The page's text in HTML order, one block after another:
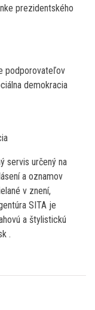
prezidentského
podporovateľov
demokracia
servis určený na
a oznamov
v znení,
SITA je
a štylistickú
.